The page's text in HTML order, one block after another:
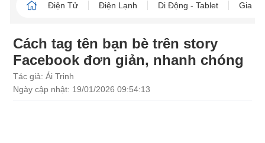
Điện Tử Điện Lạnh Di Động - Tablet Gia
Cách tag tên bạn bè trên story
Facebook đơn giản, nhanh chóng
Tác giả: Ái Trinh
Ngày cập nhật: 19/01/2026 09:54:13